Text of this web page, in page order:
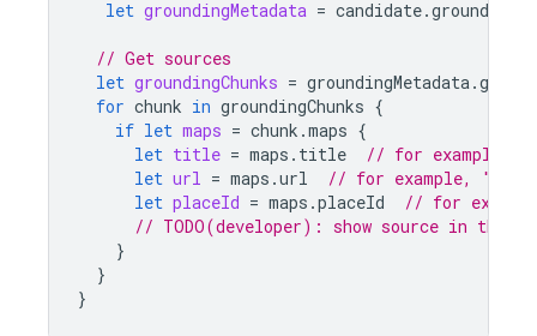
let groundingMetadata = candidate.
// Get sources
let groundingChunks = groundingMetadata.
for chunk in groundingChunks {
if let maps = chunk .maps {
let title = maps . title
// for example,
let url = maps .url
// for example,
let placeId = maps .placeId
// for
// TODO(developer): show source in the UI
}
}
}